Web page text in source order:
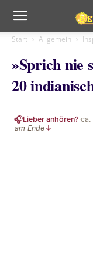
Start Allgemein
»Sprich nie
20
🎧Lieber anhören?·ca.
am Ende ↓